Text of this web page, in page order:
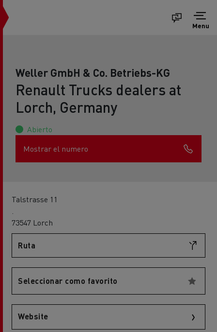
Menu
Weller GmbH & Co. Betriebs-KG
Renault Trucks dealers at
Lorch, Germany
Abierto
Mostrar el numero
Talstrasse 11
73547 Lorch
Ruta
Seleccionar como favorito
Website